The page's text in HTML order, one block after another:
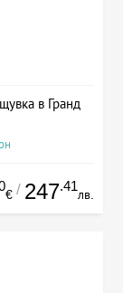
в Гранд
€ / 247.41
лв.